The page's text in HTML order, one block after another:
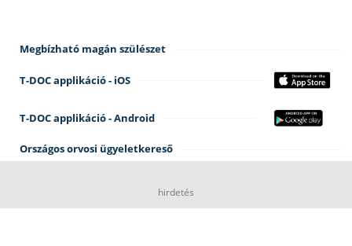
Megbízható magán szülészet
T-DOC applikáció - iOS
T-DOC applikáció - Android
Országos orvosi ügyeletkereső
hirdetés